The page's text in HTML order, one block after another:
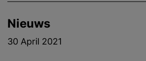
Nieuws
30 April 2021